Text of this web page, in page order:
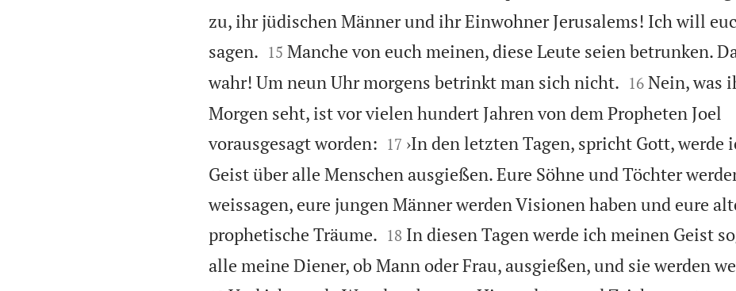
zu, ihr jüdischen Männer und ihr Einwohner Jerusalems! Ich will
sagen.
15 Manche von euch meinen, diese Leute seien betrunken.
wahr! Um neun Uhr morgens betrinkt man sich nicht.
16 Nein, was
Morgen seht, ist vor vielen hundert Jahren von dem Propheten Joel
vorausgesagt worden:
17 ›In den letzten Tagen, spricht Gott, werde
Geist über alle Menschen ausgießen. Eure Söhne und Töchter
weissagen, eure jungen Männer werden Visionen haben und eure
prophetische Träume.
18 In diesen Tagen werde ich meinen Geist
alle meine Diener, ob Mann oder Frau, ausgießen, und sie werden